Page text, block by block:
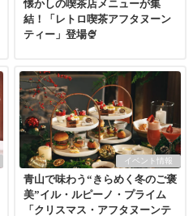
懐かしの喫茶店メニューが集
結！「レトロ喫茶アフタヌーン
ティー」登場🍨
イベント情報
青山で味わう“きらめく冬のご褒
美”イル・ルピーノ・プライム
「クリスマス・アフタヌーンテ